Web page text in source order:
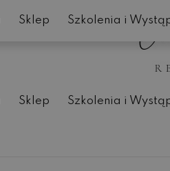
Sklep Szkolenia i
Sklep Szkolenia i